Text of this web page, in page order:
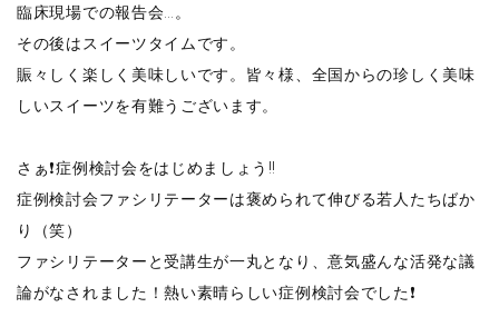
臨床現場での報告会…。
その後はスイーツタイムです。
賑々しく楽しく美味しいです。皆々様、全国からの珍しく美味
しいスイーツを有難うございます。
さぁ❗️症例検討会をはじめましょう‼️
症例検討会ファシリテーターは褒められて伸びる若人たちばか
り（笑）
ファシリテーターと受講生が一丸となり、意気盛んな活発な議
論がなされました！熱い素晴らしい症例検討会でした❗️